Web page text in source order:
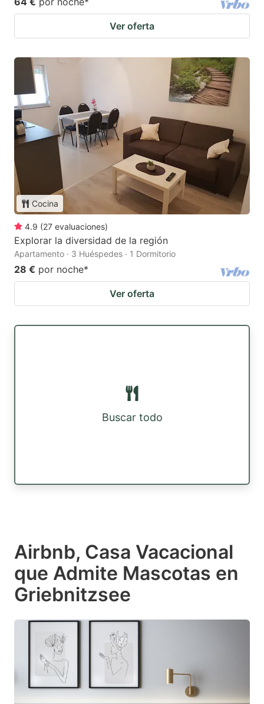
Ver oferta
Cocina
4.9 (27 evaluaciones)
Explorar la diversidad de la región
Apartamento · 3 Huéspedes · 1 Dormitorio
28 € por noche*
Ver oferta
Buscar todo
Airbnb, Casa Vacacional
que Admite Mascotas en
Griebnitzsee